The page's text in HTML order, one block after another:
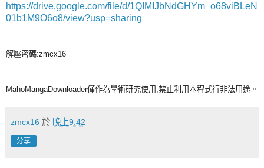
https://drive.google.com/file/d/1QIMIJbNdGHYm_o68viBLeN
01b1M9O6o8/view?usp=sharing
解壓密碼:zmcx16
MahoMangaDownloader僅作為學術研究使用,禁止利用本程式行非法用途。
zmcx16 於 晚上9:42
分享